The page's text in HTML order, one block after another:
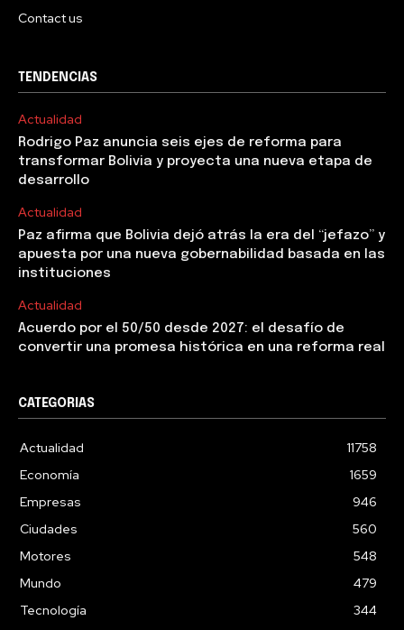
Contact us
TENDENCIAS
Actualidad
Rodrigo Paz anuncia seis ejes de reforma para
transformar Bolivia y proyecta una nueva etapa de
desarrollo
Actualidad
Paz afirma que Bolivia dejó atrás la era del “jefazo” y
apuesta por una nueva gobernabilidad basada en las
instituciones
Actualidad
Acuerdo por el 50/50 desde 2027: el desafío de
convertir una promesa histórica en una reforma real
CATEGORIAS
Actualidad
11758
Economía
1659
Empresas
946
Ciudades
560
Motores
548
Mundo
479
Tecnología
344